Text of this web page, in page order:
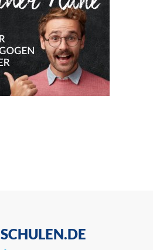
SCHULEN.DE